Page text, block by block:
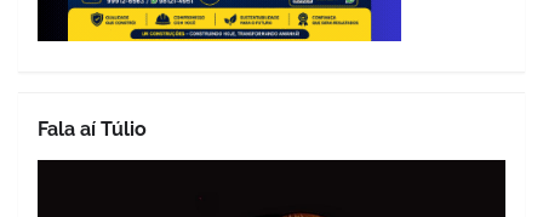
Fala aí Túlio